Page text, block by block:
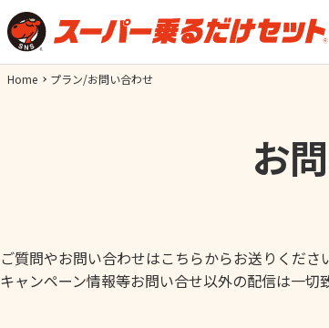
Home プラン/お問い合わせ
お
ご質問やお問い合わせはこちらからお送りくださ
キャンペーン情報等お問い合せ以外の配信は一切